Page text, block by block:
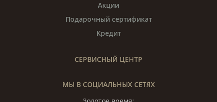
Акции
Подарочный сертификат
Кредит
СЕРВИСНЫЙ ЦЕНТР
МЫ В СОЦИАЛЬНЫХ СЕТЯХ